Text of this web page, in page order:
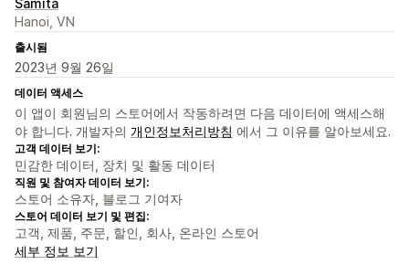
Samita
Hanoi, VN
출시됨
2023년 9월 26일
데이터 액세스
이 앱이 회원님의 스토어에서 작동하려면 다음 데이터에 액세스해
야 합니다. 개발자의 개인정보처리방침 에서 그 이유를 알아보세요.
고객 데이터 보기:
민감한 데이터, 장치 및 활동 데이터
직원 및 참여자 데이터 보기:
스토어 소유자, 블로그 기여자
스토어 데이터 보기 및 편집:
고객, 제품, 주문, 할인, 회사, 온라인 스토어
세부 정보 보기